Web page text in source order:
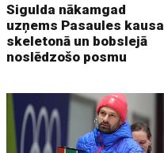
Sigulda nākamgad
uzņems Pasaules kausa
skeletonā un bobslejā
noslēdzošo posmu